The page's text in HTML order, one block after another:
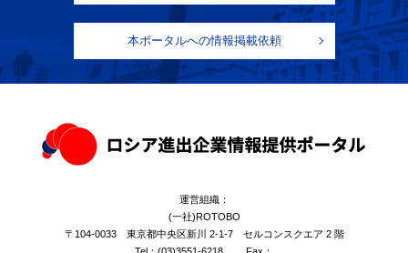
本ポータルへの情報掲載依頼
運営組織：
(一社)ROTOBO
〒104-0033 東京都中央区新川 2-1-7 セルコンスクエア 2 階